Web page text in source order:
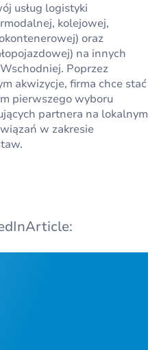
usług logistyki
kolejowej,
oraz
na innych
Poprzez
akwizycje, firma chce stać
pierwszego wyboru
partnera na lokalnym
w zakresie